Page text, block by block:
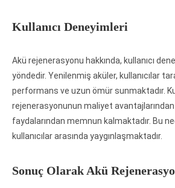
Kullanıcı Deneyimleri
Akü rejenerasyonu hakkında, kullanıcı
yöndedir. Yenilenmiş aküler, kullanıcılar
performans ve uzun ömür sunmaktadır.
rejenerasyonunun maliyet avantajlarından
faydalarından memnun kalmaktadır. Bu
kullanıcılar arasında yaygınlaşmaktadır.
Sonuç Olarak Akü